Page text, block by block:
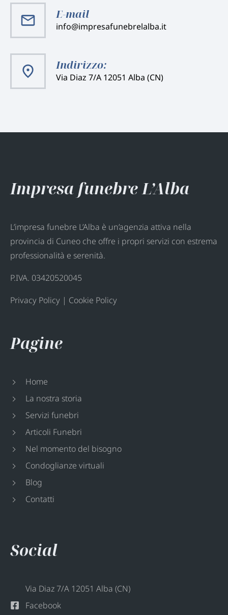
E-mail
info@impresafunebrelalba.it
Indirizzo:
Via Diaz 7/A 12051 Alba (CN)
Impresa funebre L’Alba
L’impresa funebre L’Alba è un’agenzia attiva nella
provincia di Cuneo che offre i propri servizi con estrema
professionalità e serenità.
P.IVA. 03420520045
Privacy Policy | Cookie Policy
Pagine
Home
La nostra storia
Servizi funebri
Articoli Funebri
Nel momento del bisogno
Condoglianze virtuali
Blog
Contatti
Social
Via Diaz 7/A 12051 Alba (CN)
Facebook